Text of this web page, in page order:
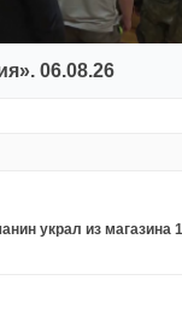
06.08.26
украл из магазина